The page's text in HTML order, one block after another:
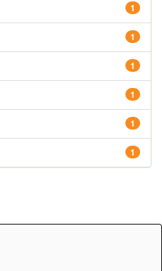
1
1
1
1
1
1